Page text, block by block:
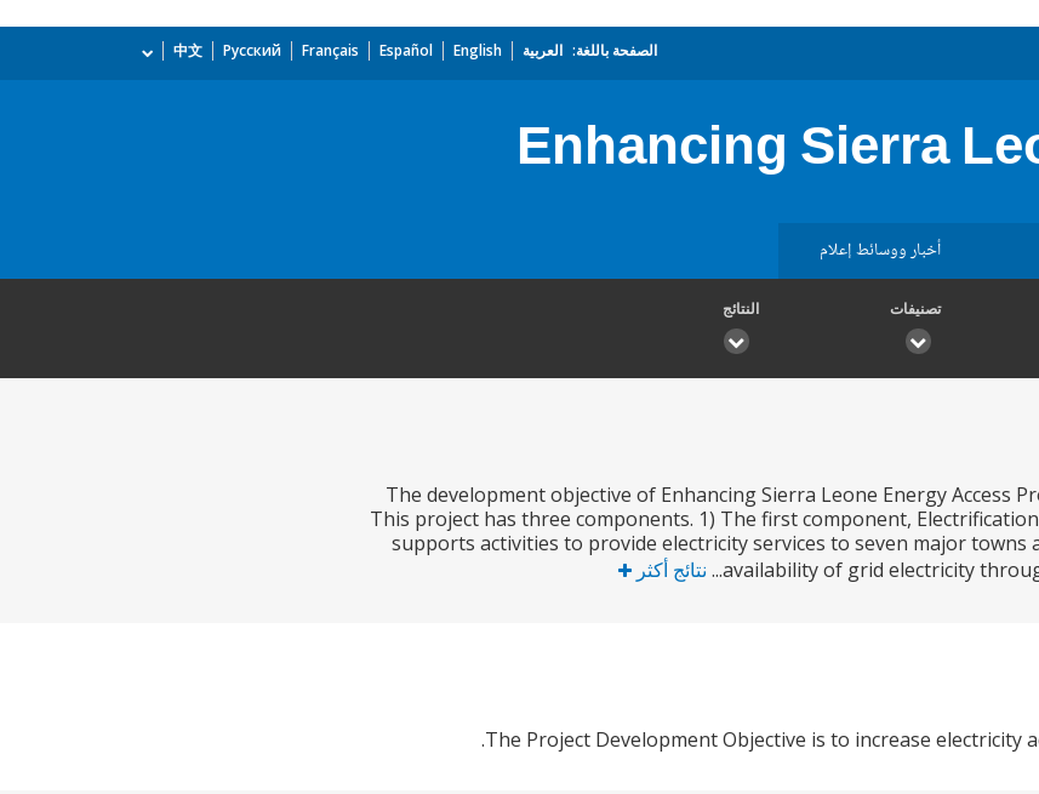
الصفحة باللغة: العربية English
Español
Français
Русский
中文
Enhancing Sierra
أخبار ووسائط إعلام
تصنيفات النتائج
The development objective of Enhancing Sierra Leone Energy Access
This project has three components. 1) The first component,
supports activities to provide electricity services to seven major
availability of grid electricity
نتائج أكثر
The Project Development Objective is to increase electricity